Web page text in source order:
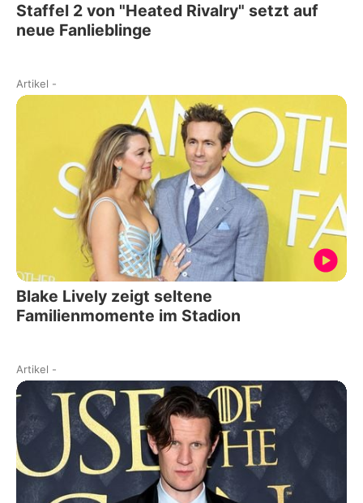
Staffel 2 von "Heated Rivalry" setzt auf
neue Fanlieblinge
Artikel -
Blake Lively zeigt seltene
Familienmomente im Stadion
Artikel -